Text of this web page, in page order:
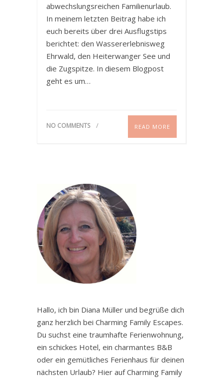
abwechslungsreichen Familienurlaub.
In meinem letzten Beitrag habe ich
euch bereits über drei Ausflugstips
berichtet: den Wassererlebnisweg
Ehrwald, den Heiterwanger See und
die Zugspitze. In diesem Blogpost
geht es um…
NO COMMENTS READ MORE
Hallo, ich bin Diana Müller und begrüße dich
ganz herzlich bei Charming Family Escapes.
Du suchst eine traumhafte Ferienwohnung,
ein schickes Hotel, ein charmantes B&B
oder ein gemütliches Ferienhaus für deinen
nächsten Urlaub? Hier auf Charming Family